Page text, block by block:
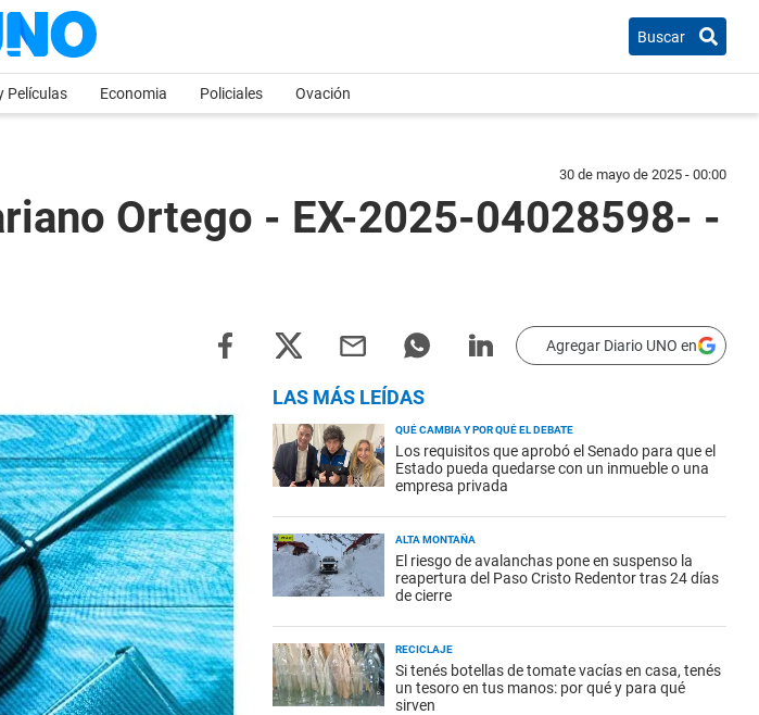
Buscar
Películas Economia Policiales Ovación
30 de mayo de 2025 - 00:00
Ortego - EX-2025-04028598- -
Agregar Diario UNO en
LAS MÁS LEÍDAS
QUÉ CAMBIA Y POR QUÉ EL DEBATE
Los requisitos que aprobó el Senado para que el
Estado pueda quedarse con un inmueble o una
empresa privada
ALTA MONTAÑA
El riesgo de avalanchas pone en suspenso la
reapertura del Paso Cristo Redentor tras 24 días
de cierre
RECICLAJE
Si tenés botellas de tomate vacías en casa, tenés
un tesoro en tus manos: por qué y para qué
sirven